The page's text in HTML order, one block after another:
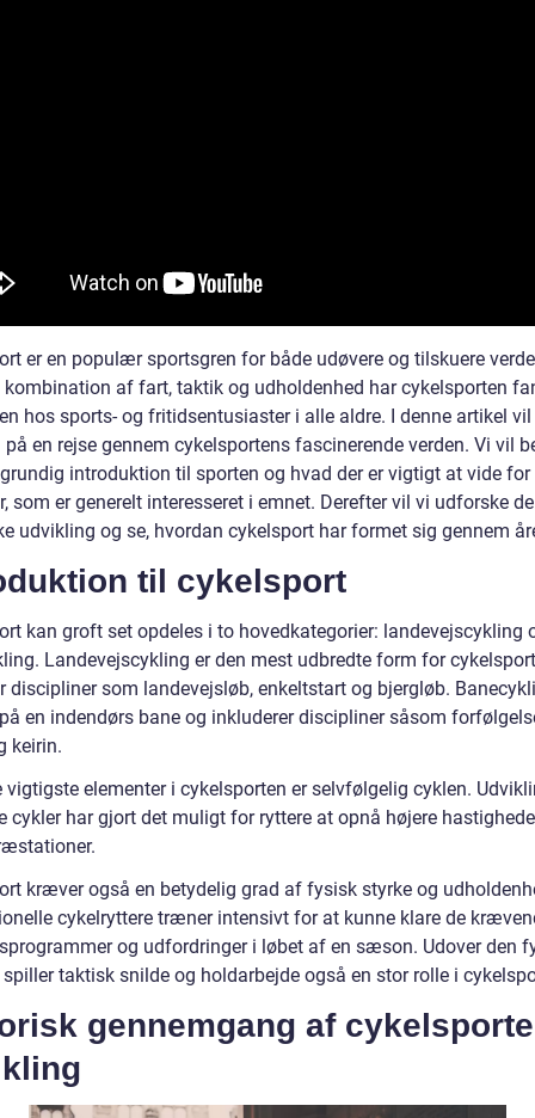
er en populær sportsgren for både udøvere og tilskuere
kombination af fart, taktik og udholdenhed har cykelsporten
hos sports- og fritidsentusiaster i alle aldre. I denne artikel
en rejse gennem cykelsportens fascinerende verden. Vi vil
introduktion til sporten og hvad der er vigtigt at vide for
som er generelt interesseret i emnet. Derefter vil vi udforske
udvikling og se, hvordan cykelsport har formet sig gennem
til cykelsport
kan groft set opdeles i to hovedkategorier: landevejscykling
Landevejscykling er den mest udbredte form for
discipliner som landevejsløb, enkeltstart og bjergløb.
en indendørs bane og inkluderer discipliner såsom
keirin.
vigtigste elementer i cykelsporten er selvfølgelig cyklen.
cykler har gjort det muligt for ryttere at opnå højere
kræver også en betydelig grad af fysisk styrke og
cykelryttere træner intensivt for at kunne klare de
og udfordringer i løbet af en sæson. Udover den
taktisk snilde og holdarbejde også en stor rolle i
gennemgang af